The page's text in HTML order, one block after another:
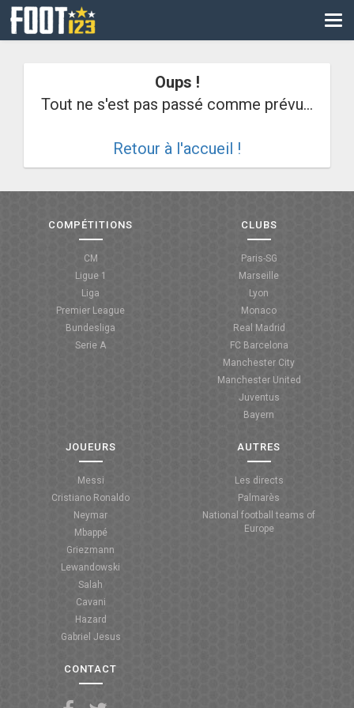
CM
COUPE DE FRANCE
COUPE DE LA LIGUE
Oups !
Tout ne s'est pas passé comme prévu...
Retour à l'accueil !
COMPÉTITIONS
CM
Ligue 1
Liga
Premier League
Bundesliga
Serie A
CLUBS
Paris-SG
Marseille
Lyon
Monaco
Real Madrid
FC Barcelona
Manchester City
Manchester United
Juventus
Bayern
JOUEURS
Messi
Cristiano Ronaldo
Neymar
Mbappé
Griezmann
Lewandowski
Salah
Cavani
Hazard
Gabriel Jesus
AUTRES
Les directs
Palmarès
National football teams of
Europe
CONTACT